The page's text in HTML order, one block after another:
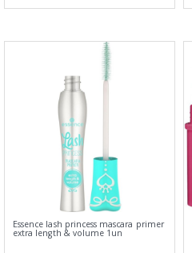
Essence lash princess mascara primer
extra length & volume 1un